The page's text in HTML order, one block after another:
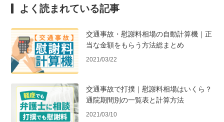
よく読まれている記事
交通事故・慰謝料相場の自動計算機｜正
当な金額をもらう方法総まとめ
2021/03/22
交通事故で打撲｜慰謝料相場はいくら？
通院期間別の一覧表と計算方法
2021/03/10